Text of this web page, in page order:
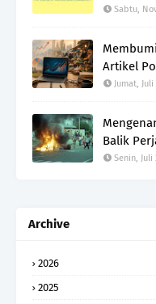
Sabtu,
Artikel
Jumat, Juli
Balik
Senin, Juli
Archive
2026
2025